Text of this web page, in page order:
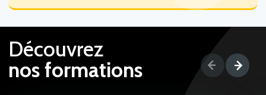
Découvrez
nos formations